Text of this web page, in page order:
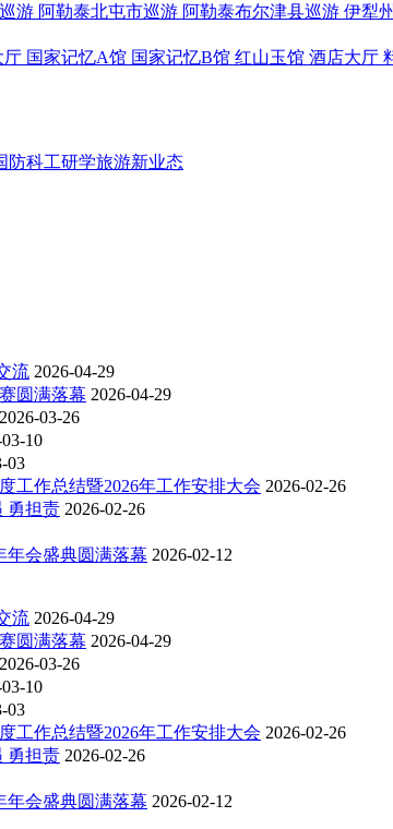
游 阿勒泰北屯市巡游 阿勒泰布尔津县巡游 伊犁
厅 国家记忆A馆 国家记忆B馆 红山玉馆 酒店大厅
防科工研学旅游新业态
流 2026-04-29
圆满落幕 2026-04-29
2026-03-26
10
03
工作总结暨2026年工作安排大会 2026-02-26
勇担责 2026-02-26
会盛典圆满落幕 2026-02-12
流 2026-04-29
圆满落幕 2026-04-29
2026-03-26
10
03
工作总结暨2026年工作安排大会 2026-02-26
勇担责 2026-02-26
会盛典圆满落幕 2026-02-12